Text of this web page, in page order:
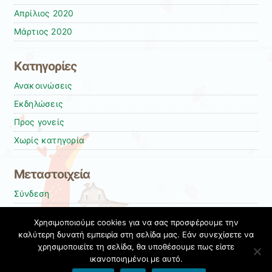
Απρίλιος 2020
Μάρτιος 2020
Kατηγορίες
Ανακοινώσεις
Εκδηλώσεις
Προς γονείς
Χωρίς κατηγορία
Μεταστοιχεία
Σύνδεση
CommentsRSS
Εκπαιδευτικές Κοινότητες & Ιστολόγια ΠΣΔ
Χρησιμοποιούμε cookies για να σας προσφέρουμε την
καλύτερη δυνατή εμπειρία στη σελίδα μας. Εάν συνεχίσετε να
χρησιμοποιείτε τη σελίδα, θα υποθέσουμε πως είστε
ικανοποιημένοι με αυτό.